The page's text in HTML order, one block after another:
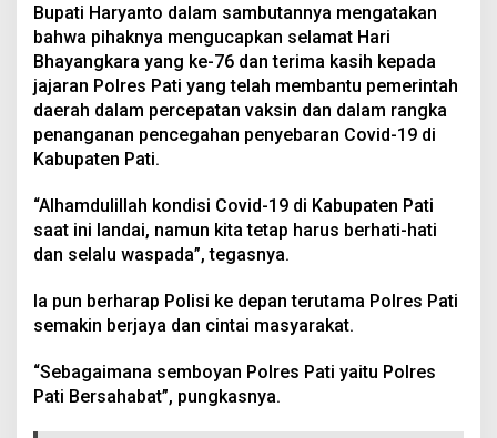
Bupati Haryanto dalam sambutannya mengatakan
bahwa pihaknya mengucapkan selamat Hari
Bhayangkara yang ke-76 dan terima kasih kepada
jajaran Polres Pati yang telah membantu pemerintah
daerah dalam percepatan vaksin dan dalam rangka
penanganan pencegahan penyebaran Covid-19 di
Kabupaten Pati.
“Alhamdulillah kondisi Covid-19 di Kabupaten Pati
saat ini landai, namun kita tetap harus berhati-hati
dan selalu waspada”, tegasnya.
Ia pun berharap Polisi ke depan terutama Polres Pati
semakin berjaya dan cintai masyarakat.
“Sebagaimana semboyan Polres Pati yaitu Polres
Pati Bersahabat”, pungkasnya.